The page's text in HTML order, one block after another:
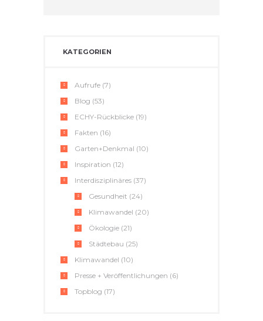
KATEGORIEN
Aufrufe (7)
Blog (53)
ECHY-Rückblicke (19)
Fakten (16)
Garten+Denkmal (10)
Inspiration (12)
Interdisziplinäres (37)
Gesundheit (24)
Klimawandel (20)
Ökologie (21)
Städtebau (25)
Klimawandel (10)
Presse + Veröffentlichungen (6)
Topblog (17)